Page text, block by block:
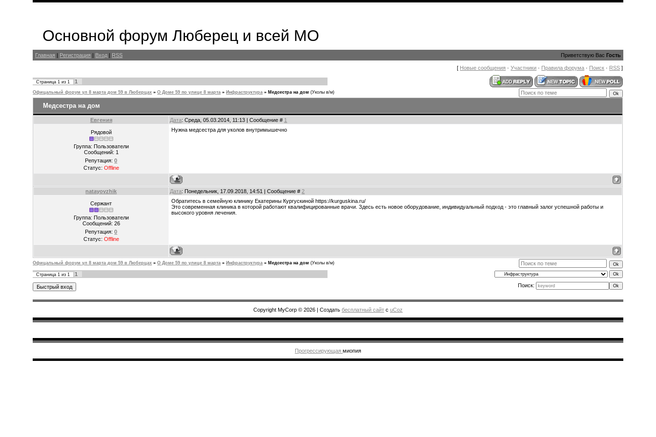
Основной форум Люберец и всей МО
Главная | Регистрация | Вход | RSS Приветствую Вас Гость
[ Новые сообщения ·Участники · Правила форума · Поиск · RSS ]
Страница1 из1 1
Офицальный форум ул 8 марта дом 59 в Люберцах » О Доме 59 по улице 8 марта » Инфраструктура » Медсестра на дом (Уколы в/м)
Медсестра на дом
Евгения Дата: Среда, 05.03.2014, 11:13 | Сообщение # 1
Рядовой
Группа: Пользователи
Сообщений: 1
Репутация:0
Статус: Offline
Нужна медсестра для уколов внутримышечно
natayovzhik Дата: Понедельник, 17.09.2018, 14:51 | Сообщение # 2
Сержант
Группа: Пользователи
Сообщений: 26
Репутация:0
Статус: Offline
Обратитесь в семейную клинику Екатерины Кургускиной https://kurguskina.ru/
Это современная клиника в которой работают квалифицированные врачи. Здесь есть новое оборудование, индивидуальный подход - это главный залог успешной работы и
высокого уровня лечения.
Офицальный форум ул 8 марта дом 59 в Люберцах » О Доме 59 по улице 8 марта » Инфраструктура » Медсестра на дом (Уколы в/м)
Страница1 из1
1
Поиск:
Copyright MyCorp © 2026 | Создать бесплатный сайт с uCoz
Прогрессирующая миопия